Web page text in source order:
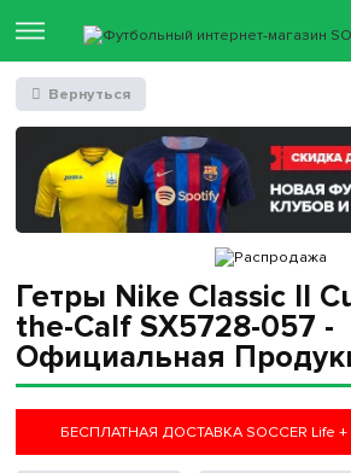
Гетры Nike Classic II
the-Calf SX5728-057 -
Официальная
БЕСПЛАТНАЯ ДОСТАВКА SOCCER Life
Вернуться